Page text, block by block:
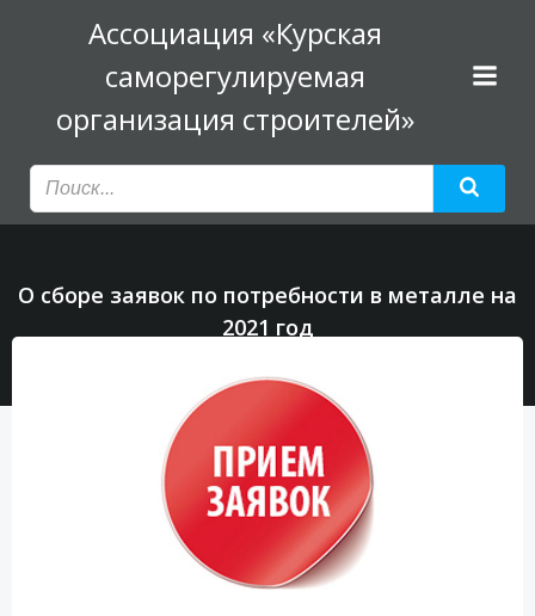
к
содержимому
Ассоциация «Курская
саморегулируемая
организация строителей»
О сборе заявок по потребности в металле на
2021 год